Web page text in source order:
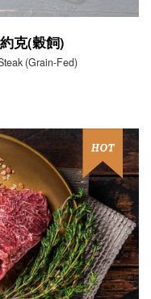
克(穀飼)
(Grain-Fed)